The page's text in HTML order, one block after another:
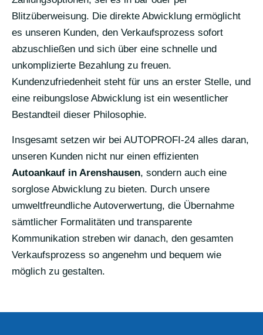
Blitzüberweisung. Die direkte Abwicklung ermöglicht
es unseren Kunden, den Verkaufsprozess sofort
abzuschließen und sich über eine schnelle und
unkomplizierte Bezahlung zu freuen.
Kundenzufriedenheit steht für uns an erster Stelle, und
eine reibungslose Abwicklung ist ein wesentlicher
Bestandteil dieser Philosophie.
Insgesamt setzen wir bei AUTOPROFI-24 alles daran,
unseren Kunden nicht nur einen effizienten
Autoankauf in Arenshausen, sondern auch eine
sorglose Abwicklung zu bieten. Durch unsere
umweltfreundliche Autoverwertung, die Übernahme
sämtlicher Formalitäten und transparente
Kommunikation streben wir danach, den gesamten
Verkaufsprozess so angenehm und bequem wie
möglich zu gestalten.